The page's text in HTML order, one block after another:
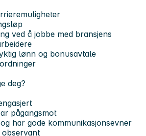
ved å jobbe med bransjens
lønn og bonusavtale
deg?
pågangsmot
har gode kommunikasjonsevner